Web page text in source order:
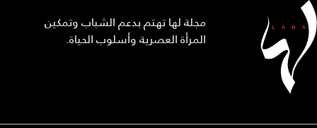
مجلة لها تهتم بدعم الشباب وتمكين
المرأة العصرية وأسلوب الحياة.